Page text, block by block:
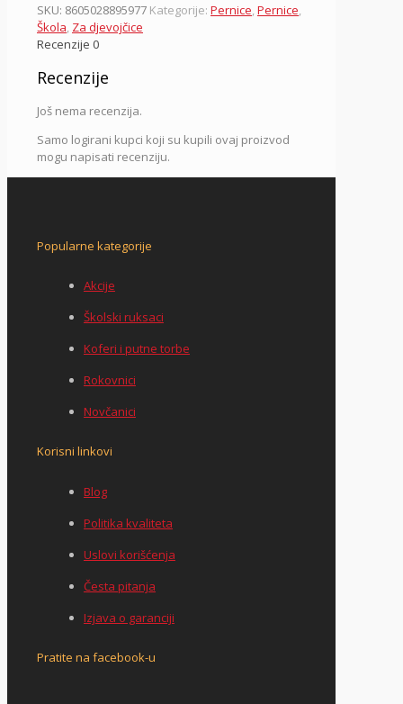
SKU: 8605028895977 Kategorije: Pernice,Pernice,
Škola, Za djevojčice
Recenzije 0
Recenzije
Još nema recenzija.
Samo logirani kupci koji su kupili ovaj proizvod
mogu napisati recenziju.
Popularne kategorije
Akcije
Školski ruksaci
Koferi i putne torbe
Rokovnici
Novčanici
Korisni linkovi
Blog
Politika kvaliteta
Uslovi korišćenja
Česta pitanja
Izjava o garanciji
Pratite na facebook-u